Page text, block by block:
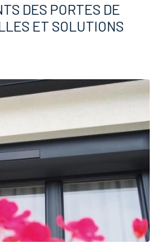
DES PORTES DE
ET SOLUTIONS